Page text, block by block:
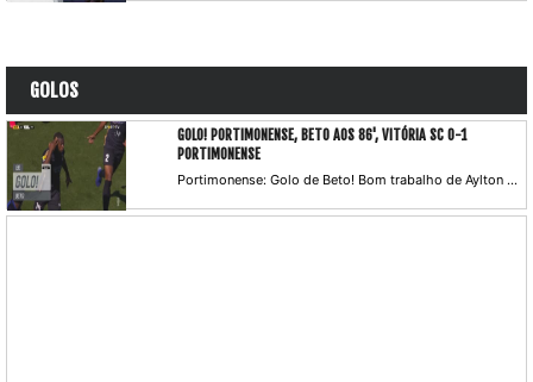
GOLOS
GOLO! PORTIMONENSE, BETO AOS 86', VITÓRIA SC 0-1
PORTIMONENSE
Portimonense: Golo de Beto! Bom trabalho de Aylton na direita e depois a servir o colega, que se antecipa a Borevkovic e factura com um toque subtil.